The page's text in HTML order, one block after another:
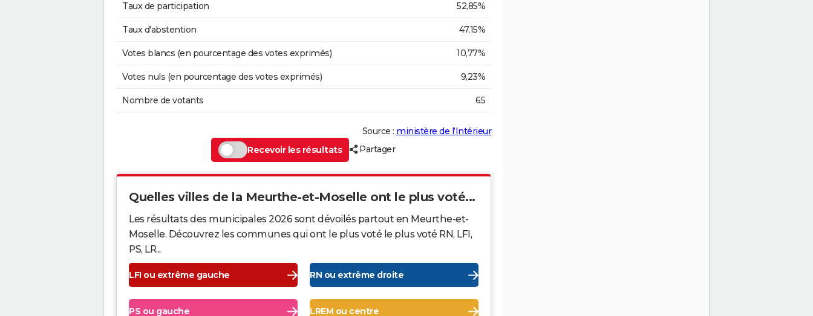
Taux de participation 52,85%
Taux d'abstention 47,15%
Votes blancs (en pourcentage des votes exprimés) 10,77%
Votes nuls (en pourcentage des votes exprimés) 9,23%
Nombre de votants 65
Source : ministère de l’Intérieur
Recevoir les résultats
Partager
Quelles villes de la Meurthe-et-Moselle ont le plus voté...
Les résultats des municipales 2026 sont dévoilés partout en Meurthe-et-
Moselle. Découvrez les communes qui ont le plus voté le plus voté RN, LFI,
PS, LR...
LFI ou extrême gauche RN ou extrême droite
PS ou gauche LREM ou centre